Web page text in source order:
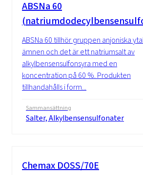
ABSNa 60
ABSNa 60 tillhör gruppen anjoniska
ämnen och det är ett natriumsalt av
alkylbensensulfonsyra med en
koncentration på 60 %. Produkten
tillhandahålls i form...
Sammansättning
Salter, Alkylbensensulfonater
Chemax DOSS/70E